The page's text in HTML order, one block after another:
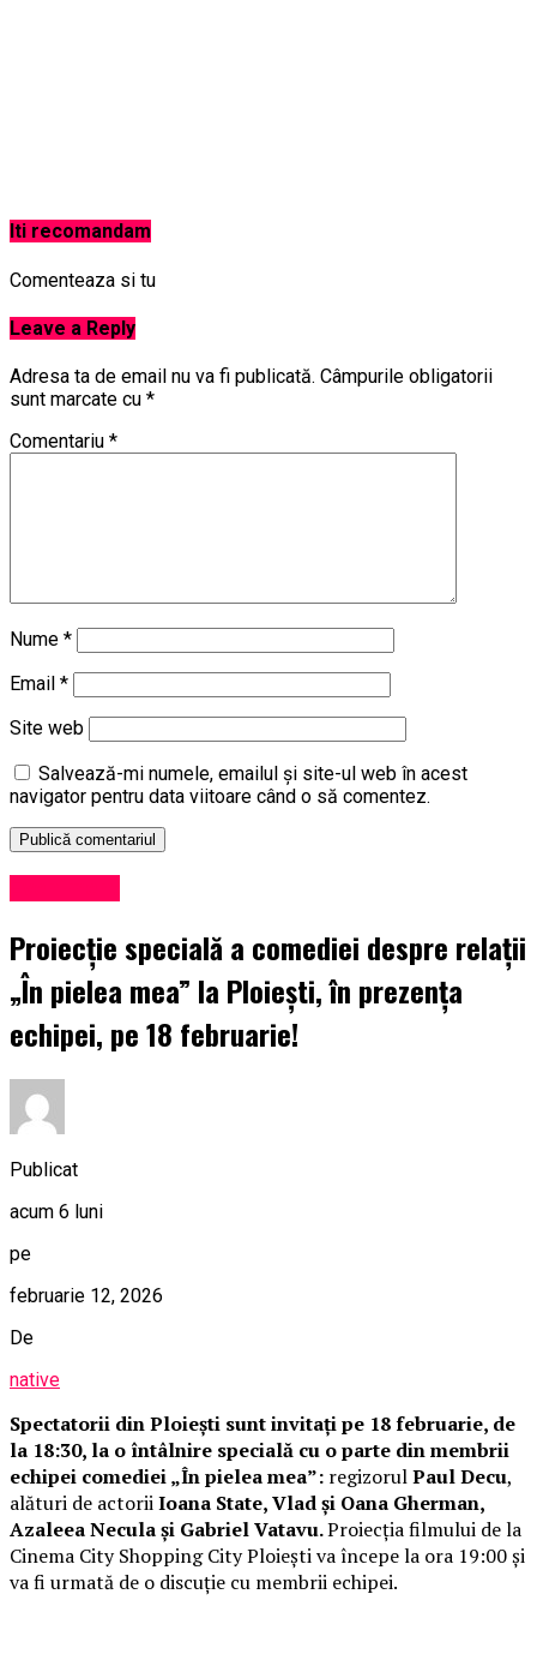
Iti recomandam
Comenteaza si tu
Leave a Reply
Adresa ta de email nu va fi publicată. Câmpurile obligatorii
sunt marcate cu *
Comentariu *
Nume *
Email *
Site web
Salvează-mi numele, emailul și site-ul web în acest
navigator pentru data viitoare când o să comentez.
Proiecție specială a comediei despre relații
„În pielea mea” la Ploiești, în prezența
echipei, pe 18 februarie!
Publicat
acum 6 luni
pe
februarie 12, 2026
De
native
Spectatorii din Ploiești sunt invitați pe 18 februarie, de
la 18:30, la o întâlnire specială cu o parte din membrii
echipei comediei „În pielea mea”: regizorulPaul Decu,
alături de actoriiIoana State, Vlad și Oana Gherman,
Azaleea Necula și Gabriel Vatavu.Proiecția filmului de la
Cinema City Shopping City Ploiești va începe la ora 19:00 și
va fi urmată de o discuție cu membrii echipei.